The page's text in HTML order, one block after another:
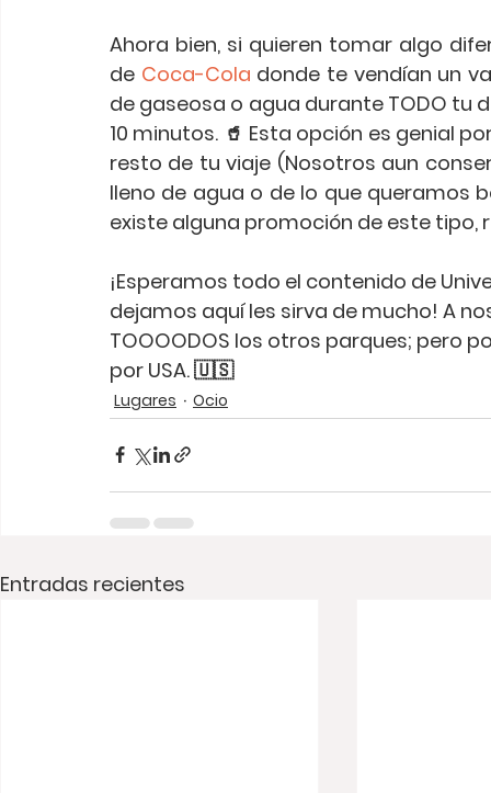
Ahora bien, si quieren tomar algo
de Coca-Cola donde te vendían un
de gaseosa o agua durante TODO tu
10 minutos. 🥤 Esta opción es genial
resto de tu viaje (Nosotros aun
lleno de agua o de lo que queramos
existe alguna promoción de este
¡Esperamos todo el contenido de
dejamos aquí les sirva de mucho! A
TOOOODOS los otros parques; pero
por USA. 🇺🇸
Lugares Ocio
Entradas recientes